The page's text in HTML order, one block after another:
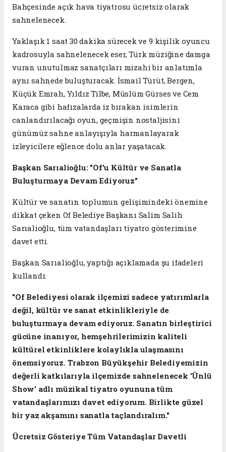
Bahçesinde açık hava tiyatrosu ücretsiz olarak
sahnelenecek.
Yaklaşık 1 saat 30 dakika sürecek ve 9 kişilik oyuncu
kadrosuyla sahnelenecek eser, Türk müziğine damga
vuran unutulmaz sanatçıları mizahi bir anlatımla
aynı sahnede buluşturacak. İsmail Türüt, Bergen,
Küçük Emrah, Yıldız Tilbe, Müslüm Gürses ve Cem
Karaca gibi hafızalarda iz bırakan isimlerin
canlandırılacağı oyun, geçmişin nostaljisini
günümüz sahne anlayışıyla harmanlayarak
izleyicilere eğlence dolu anlar yaşatacak.
Başkan Sarıalioğlu: "Of'u Kültür ve Sanatla
Buluşturmaya Devam Ediyoruz"
Kültür ve sanatın toplumun gelişimindeki önemine
dikkat çeken Of Belediye Başkanı Salim Salih
Sarıalioğlu, tüm vatandaşları tiyatro gösterimine
davet etti.
Başkan Sarıalioğlu, yaptığı açıklamada şu ifadeleri
kullandı:
"Of Belediyesi olarak ilçemizi sadece yatırımlarla
değil, kültür ve sanat etkinlikleriyle de
buluşturmaya devam ediyoruz. Sanatın birleştirici
gücüne inanıyor, hemşehrilerimizin kaliteli
kültürel etkinliklere kolaylıkla ulaşmasını
önemsiyoruz. Trabzon Büyükşehir Belediyemizin
değerli katkılarıyla ilçemizde sahnelenecek 'Ünlü
Show' adlı müzikal tiyatro oyununa tüm
vatandaşlarımızı davet ediyorum. Birlikte güzel
bir yaz akşamını sanatla taçlandıralım."
Ücretsiz Gösteriye Tüm Vatandaşlar Davetli